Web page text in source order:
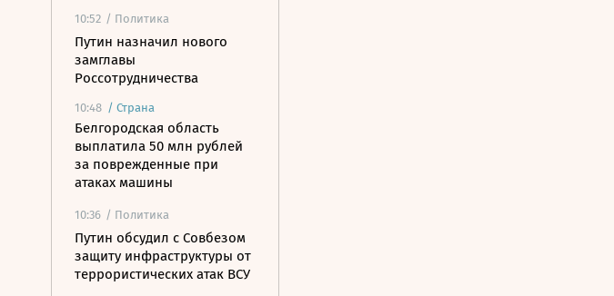
10:52 / Политика
Путин назначил нового
замглавы
Россотрудничества
10:48 / Страна
Белгородская область
выплатила 50 млн рублей
за поврежденные при
атаках машины
10:36 / Политика
Путин обсудил с Совбезом
защиту инфраструктуры от
террористических атак ВСУ